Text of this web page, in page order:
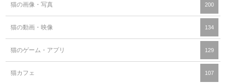
猫の画像・写真 200
猫の動画・映像 134
猫のゲーム・アプリ 129
猫カフェ 107